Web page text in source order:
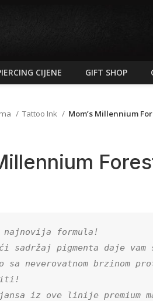
CIJENE GIFT SHOP
Tattoo Ink Mom’s Millennium
najnovija formula!
sadržaj pigmenta daje
neverovatnom brzinom
iz ove linije premium